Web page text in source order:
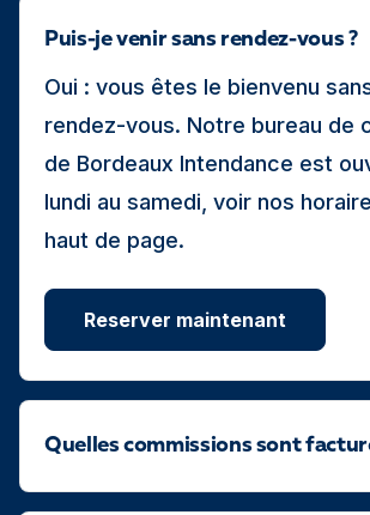
Puis-je venir sans rendez-vous ?
Oui : vous êtes le bienvenu
rendez-vous. Notre bureau de
de Bordeaux Intendance est
lundi au samedi, voir nos
haut de page.
Reserver maintenant
Quelles commissions sont